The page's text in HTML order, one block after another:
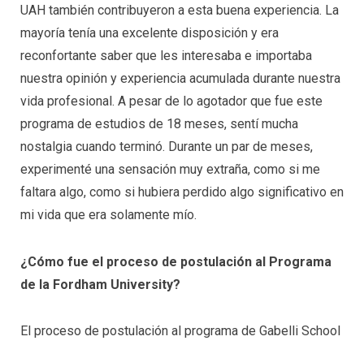
UAH también contribuyeron a esta buena experiencia. La
mayoría tenía una excelente disposición y era
reconfortante saber que les interesaba e importaba
nuestra opinión y experiencia acumulada durante nuestra
vida profesional. A pesar de lo agotador que fue este
programa de estudios de 18 meses, sentí mucha
nostalgia cuando terminó. Durante un par de meses,
experimenté una sensación muy extraña, como si me
faltara algo, como si hubiera perdido algo significativo en
mi vida que era solamente mío.
¿Cómo fue el proceso de postulación al Programa
de la Fordham University?
El proceso de postulación al programa de Gabelli School